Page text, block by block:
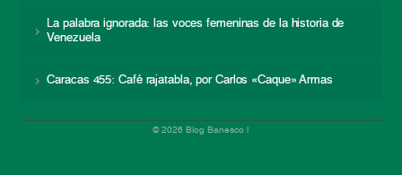
La palabra ignorada: las voces femeninas de la historia de
Venezuela
Caracas 455: Café rajatabla, por Carlos «Caque» Armas
© 2026 Blog Banesco |